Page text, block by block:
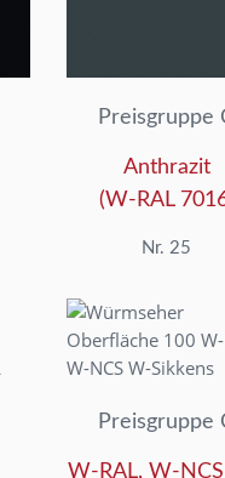
Preisgruppe
Anthrazit
(W-RAL
Nr. 25
Preisgruppe
W-RAL, W-